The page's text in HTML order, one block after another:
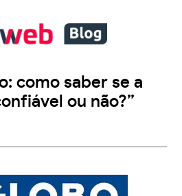
como saber se a
ou não?”